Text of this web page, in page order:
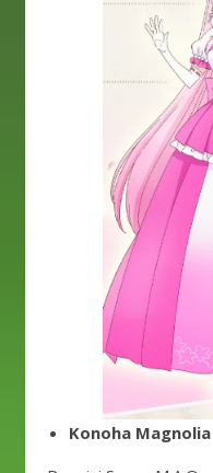
Konoha Magnolia